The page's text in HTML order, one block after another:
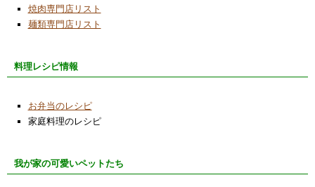
焼肉専門店リスト
麺類専門店リスト
料理レシピ情報
お弁当のレシピ
家庭料理のレシピ
我が家の可愛いペットたち